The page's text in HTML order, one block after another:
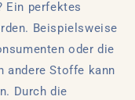
Ein perfektes
Beispielsweise
oder die
andere Stoffe kann
Durch die